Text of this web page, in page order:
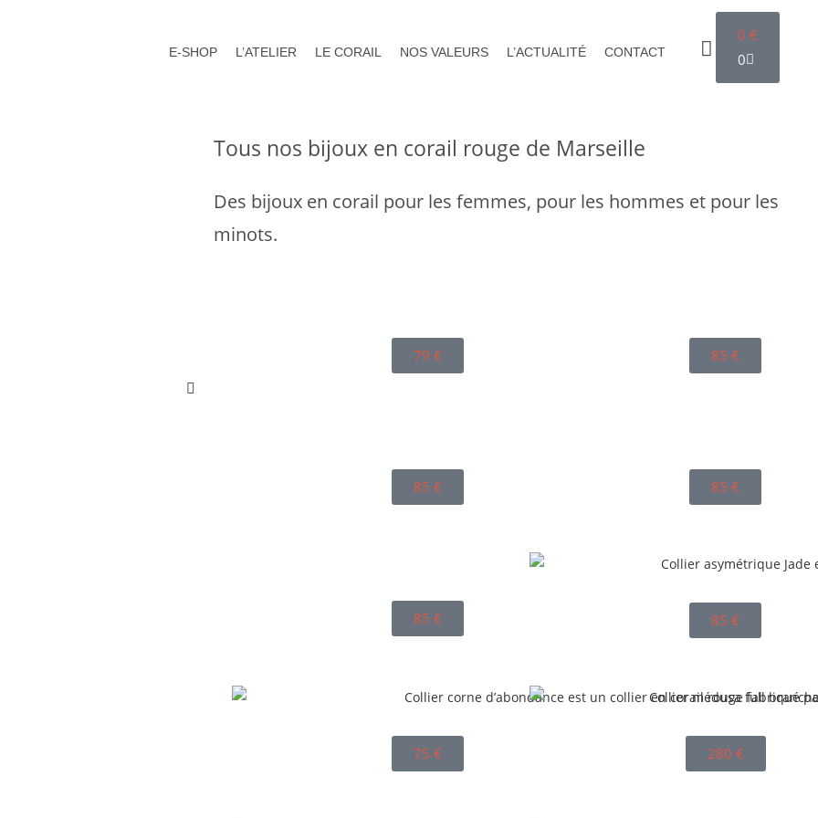
E-SHOP L’ATELIER LE CORAIL NOS VALEURS L’ACTUALITÉ CONTACT
0€
0
Tous nos bijoux en corail rouge de Marseille
Des bijoux en corail pour les femmes, pour les hommes et pour les
minots.
79 € 85 €
85 € 85 €
85 € 85 €
75 € 280 €